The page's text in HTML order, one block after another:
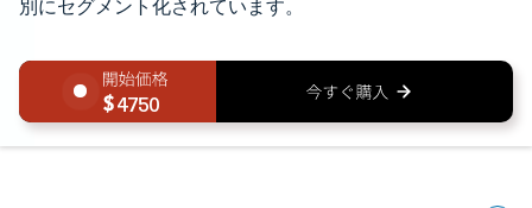
別にセグメント化されています。
4750